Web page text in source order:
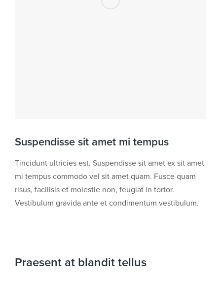
Suspendisse sit amet mi tempus
Tincidunt ultricies est. Suspendisse sit amet ex sit amet
mi tempus commodo vel sit amet quam. Fusce quam
risus, facilisis et molestie non, feugiat in tortor.
Vestibulum gravida ante et condimentum vestibulum.
Praesent at blandit tellus